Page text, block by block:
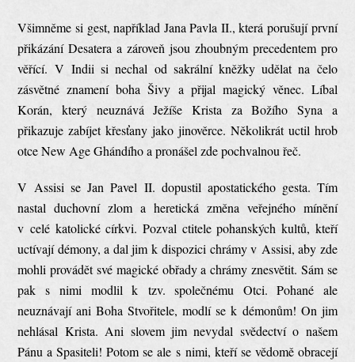
Všimněme si gest, například Jana Pavla II., která porušují první
přikázání Desatera a zároveň jsou zhoubným precedentem pro
věřící. V Indii si nechal od sakrální kněžky udělat na čelo
zásvětné znamení boha Šivy a přijal magický věnec. Líbal
Korán, který neuznává Ježíše Krista za Božího Syna a
přikazuje zabíjet křesťany jako jinověrce. Několikrát uctil hrob
otce New Age Ghándího a pronášel zde pochvalnou řeč.
V Assisi se Jan Pavel II. dopustil apostatického gesta. Tím
nastal duchovní zlom a heretická změna veřejného mínění
v celé katolické církvi. Pozval ctitele pohanských kultů, kteří
uctívají démony, a dal jim k dispozici chrámy v Assisi, aby zde
mohli provádět své magické obřady a chrámy znesvětit. Sám se
pak s nimi modlil k tzv. společnému Otci. Pohané ale
neuznávají ani Boha Stvořitele, modlí se k démonům! On jim
nehlásal Krista. Ani slovem jim nevydal svědectví o našem
Pánu a Spasiteli! Potom se ale s nimi, kteří se vědomě obracejí